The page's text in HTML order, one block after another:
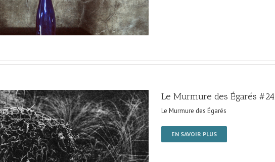
Le Murmure des Égarés #24
Le Murmure des Égarés
EN SAVOIR PLUS